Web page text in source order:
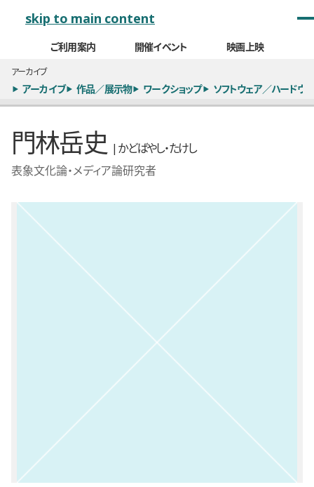
skip to main content
ご利用案内 開催イベント 映画上映
アーカイブ
アーカイブ 作品／展示物 ワークショップ ソフトウェア／ハードウ
門林岳史 | かどばやし・たけし
表象文化論・メディア論研究者